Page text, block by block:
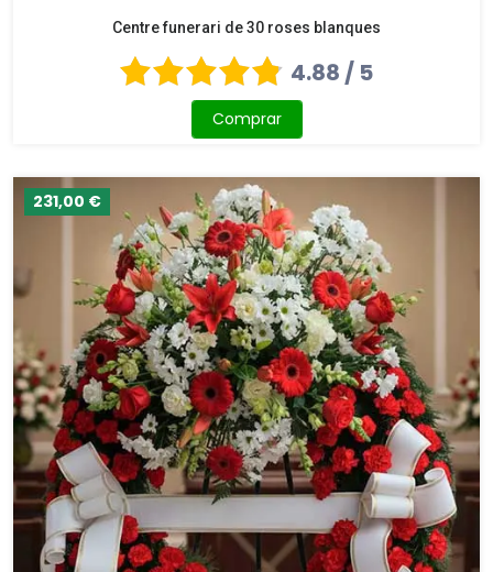
Centre funerari de 30 roses blanques
4.88 / 5
Comprar
231,00 €